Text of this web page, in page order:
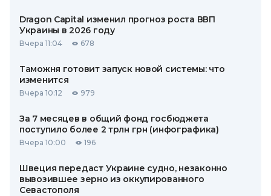
Dragon Capital изменил прогноз роста ВВП
Украины в 2026 году
Вчера 11:04 678
Таможня готовит запуск новой системы: что
изменится
Вчера 10:12 979
За 7 месяцев в общий фонд госбюджета
поступило более 2 трлн грн (инфографика)
Вчера 10:00 196
Швеция передаст Украине судно, незаконно
вывозившее зерно из оккупированного
Севастополя